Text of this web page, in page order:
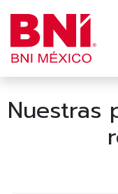
Nuestras